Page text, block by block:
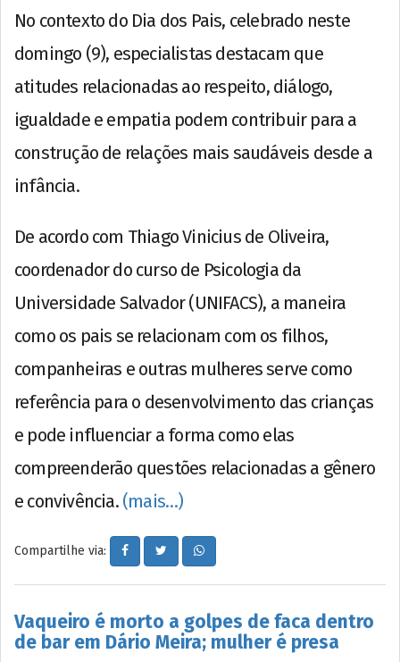
No contexto do Dia dos Pais, celebrado neste
domingo (9), especialistas destacam que
atitudes relacionadas ao respeito, diálogo,
igualdade e empatia podem contribuir para a
construção de relações mais saudáveis desde a
infância.
De acordo com Thiago Vinicius de Oliveira,
coordenador do curso de Psicologia da
Universidade Salvador (UNIFACS), a maneira
como os pais se relacionam com os filhos,
companheiras e outras mulheres serve como
referência para o desenvolvimento das crianças
e pode influenciar a forma como elas
compreenderão questões relacionadas a gênero
e convivência. (mais…)
Compartilhe via:
Vaqueiro é morto a golpes de faca dentro
de bar em Dário Meira; mulher é presa